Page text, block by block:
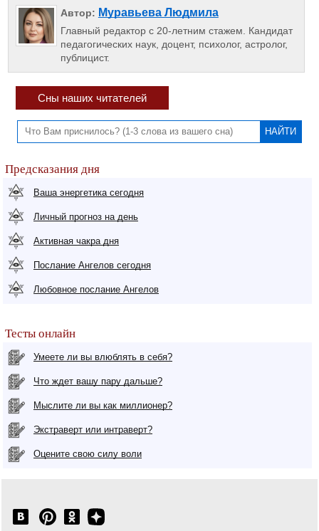
Автор: Муравьева Людмила
Главный редактор с 20-летним стажем. Кандидат
педагогических наук, доцент, психолог, астролог,
публицист.
Сны наших читателей
Предсказания дня
Ваша энергетика сегодня
Личный прогноз на день
Активная чакра дня
Послание Ангелов сегодня
Любовное послание Ангелов
Тесты онлайн
Умеете ли вы влюблять в себя?
Что ждет вашу пару дальше?
Мыслите ли вы как миллионер?
Экстраверт или интраверт?
Оцените свою силу воли